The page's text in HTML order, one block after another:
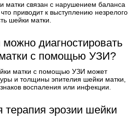
матки связан с нарушением баланса
приводит к выступлению незрелого
шейки матки.
диагностировать
с помощью УЗИ?
матки с помощью УЗИ может
и толщины эпителия шейки матки,
воспаления или инфекции.
терапия эрозии шейки